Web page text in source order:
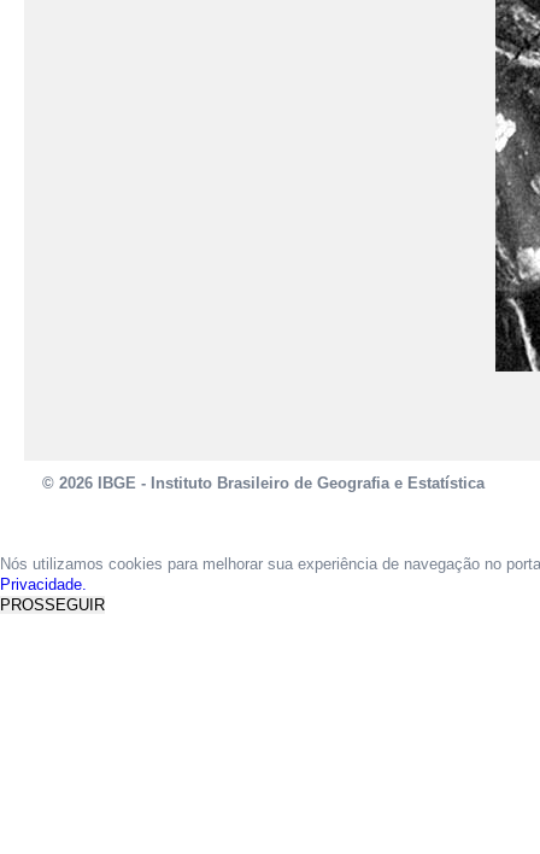
© 2026 IBGE - Instituto Brasileiro de Geografia e Estatística
Nós utilizamos cookies para melhorar sua experiência de navegação no
Privacidade.
PROSSEGUIR